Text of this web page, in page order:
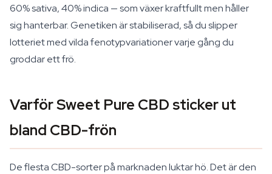
60% sativa, 40% indica — som växer kraftfullt men håller
sig hanterbar. Genetiken är stabiliserad, så du slipper
lotteriet med vilda fenotypvariationer varje gång du
groddar ett frö.
Varför Sweet Pure CBD sticker ut
bland CBD-frön
De flesta CBD-sorter på marknaden luktar hö. Det är den